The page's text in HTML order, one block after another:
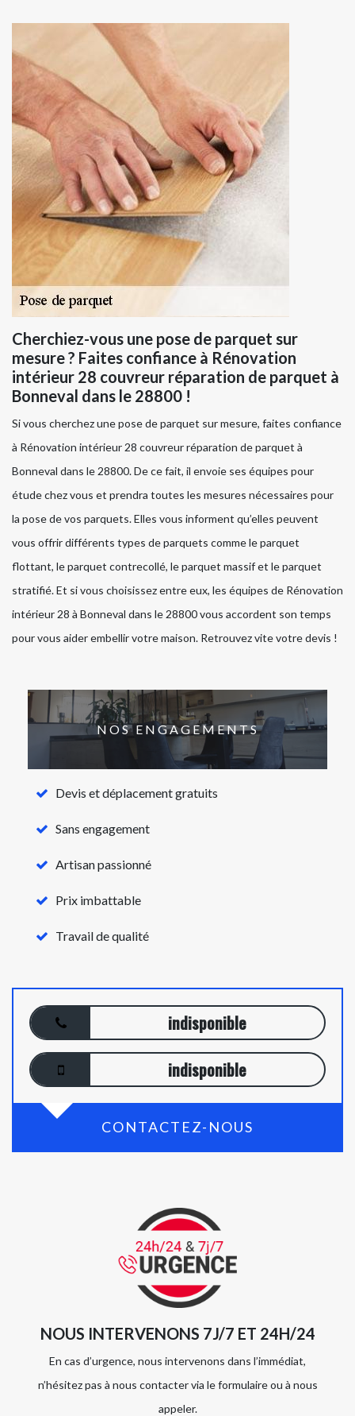
Cherchiez-vous une pose de parquet sur
mesure ? Faites confiance à Rénovation
intérieur 28 couvreur réparation de parquet à
Bonneval dans le 28800 !
Si vous cherchez une pose de parquet sur mesure, faites confiance
à Rénovation intérieur 28 couvreur réparation de parquet à
Bonneval dans le 28800. De ce fait, il envoie ses équipes pour
étude chez vous et prendra toutes les mesures nécessaires pour
la pose de vos parquets. Elles vous informent qu’elles peuvent
vous offrir différents types de parquets comme le parquet
flottant, le parquet contrecollé, le parquet massif et le parquet
stratifié. Et si vous choisissez entre eux, les équipes de Rénovation
intérieur 28 à Bonneval dans le 28800 vous accordent son temps
pour vous aider embellir votre maison. Retrouvez vite votre devis !
NOS ENGAGEMENTS
Devis et déplacement gratuits
Sans engagement
Artisan passionné
Prix imbattable
Travail de qualité
indisponible
indisponible
CONTACTEZ-NOUS
NOUS INTERVENONS 7J/7 ET 24H/24
En cas d’urgence, nous intervenons dans l’immédiat,
n’hésitez pas à nous contacter via le formulaire ou à nous
appeler.